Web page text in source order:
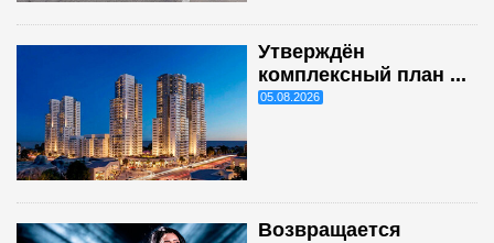
Утверждён
комплексный план ...
05.08.2026
Возвращается